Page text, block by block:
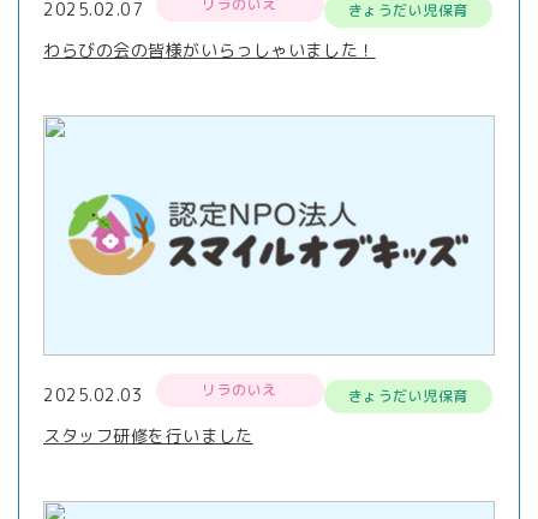
2025.02.07 リラのいえ きょうだい児保育
わらびの会の皆様がいらっしゃいました！
2025.02.03 リラのいえ きょうだい児保育
スタッフ研修を行いました